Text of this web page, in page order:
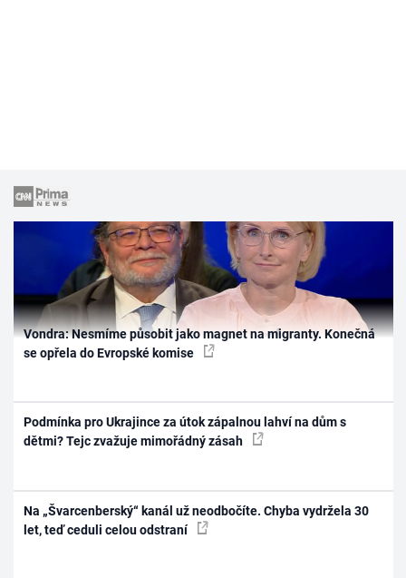
Vondra: Nesmíme působit jako magnet na migranty. Konečná
se opřela do Evropské komise
Podmínka pro Ukrajince za útok zápalnou lahví na dům s
dětmi? Tejc zvažuje mimořádný zásah
Na „Švarcenberský“ kanál už neodbočíte. Chyba vydržela 30
let, teď ceduli celou odstraní